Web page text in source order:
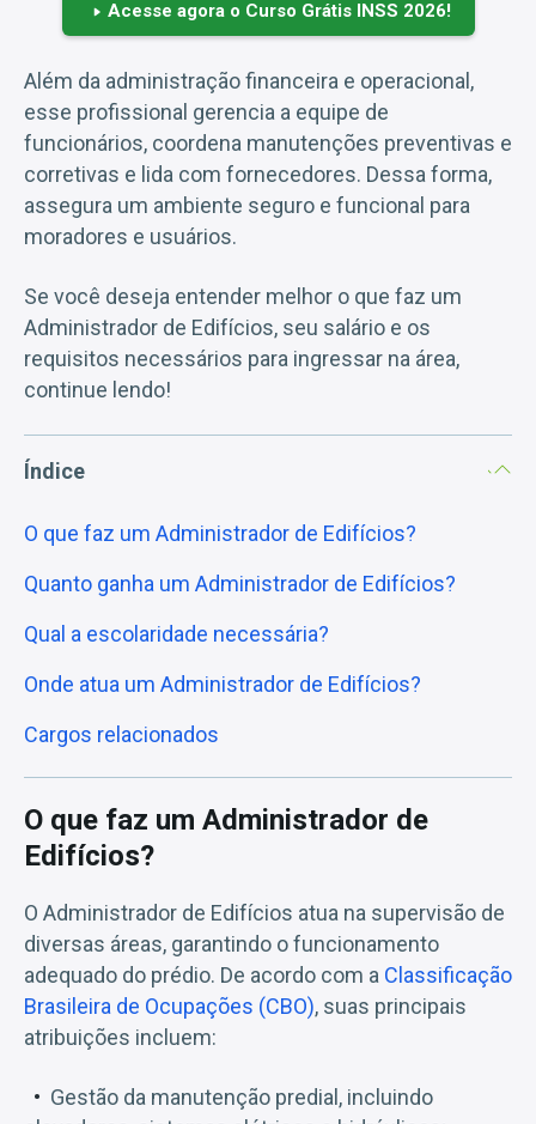
Acesse agora o Curso Grátis INSS 2026!
Além da administração financeira e operacional,
esse profissional gerencia a equipe de
funcionários, coordena manutenções preventivas e
corretivas e lida com fornecedores. Dessa forma,
assegura um ambiente seguro e funcional para
moradores e usuários.
Se você deseja entender melhor o que faz um
Administrador de Edifícios, seu salário e os
requisitos necessários para ingressar na área,
continue lendo!
Índice
O que faz um Administrador de Edifícios?
Quanto ganha um Administrador de Edifícios?
Qual a escolaridade necessária?
Onde atua um Administrador de Edifícios?
Cargos relacionados
O que faz um Administrador de
Edifícios?
O Administrador de Edifícios atua na supervisão de
diversas áreas, garantindo o funcionamento
adequado do prédio. De acordo com a Classificação
Brasileira de Ocupações (CBO), suas principais
atribuições incluem:
Gestão da manutenção predial, incluindo